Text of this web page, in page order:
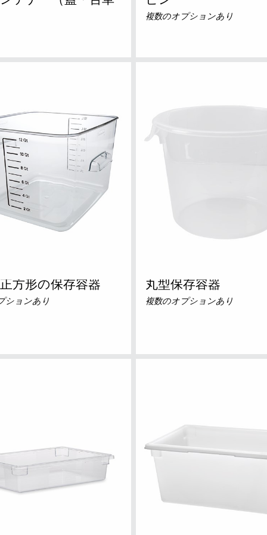
中国（CN）
複数のオプションあり
方形の保存容器
ションあり
丸型保存容器
複数のオプションあり